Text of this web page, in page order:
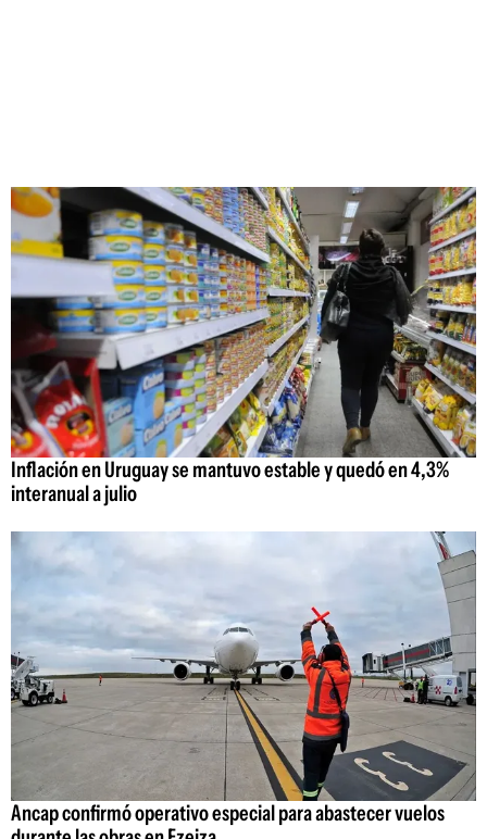
Inflación en Uruguay se mantuvo estable y quedó en 4,3%
interanual a julio
Ancap confirmó operativo especial para abastecer vuelos